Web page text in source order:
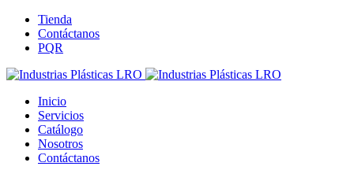
Tienda
Contáctanos
PQR
Inicio
Servicios
Catálogo
Nosotros
Contáctanos